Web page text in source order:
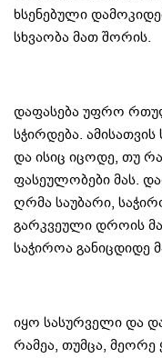
ხსენებული
სხვაობა მათ შორის.
დაფასება უფრო
სჭირდება.
და ისიც იცოდე, თუ
ფასეულობები მას.
ღრმა საუბარი,
გარკვეული დროის
საჭიროა განიცდიდე
იყო სასურველი და
რამეა, თუმცა,